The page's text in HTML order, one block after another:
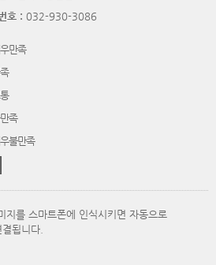
호 : 032-930-3086
만족
족
불만족
지를 스마트폰에 인식시키면 자동으로
됩니다.